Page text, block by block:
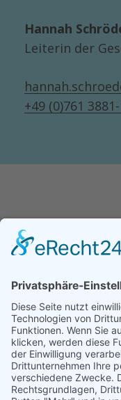
Hannah
Leiterin der
+49 (0)761
Impressum
Datenschutz
Barrierefreiheit
Wirtschaft